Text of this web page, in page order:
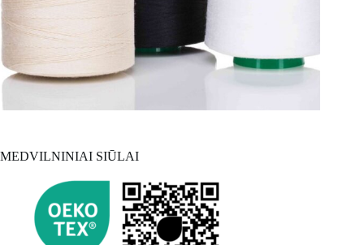
MEDVILNINIAI SIŪLAI